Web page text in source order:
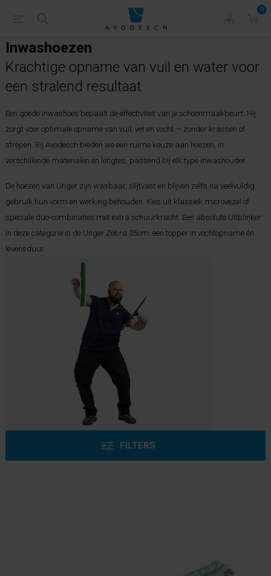
0
Inwashoezen
Krachtige opname van vuil en water voor
een stralend resultaat
Een goede inwashoes bepaalt de effectiviteit van je schoonmaakbeurt. Hij
zorgt voor optimale opname van vuil, vet en vocht — zonder krassen of
strepen. Bij Avodesch bieden we een ruime keuze aan hoezen, in
verschillende materialen en lengtes, passend bij elk type inwashouder.
De hoezen van Unger zijn wasbaar, slijtvast en blijven zelfs na veelvuldig
gebruik hun vorm en werking behouden. Kies uit klassiek microvezel of
speciale duo-combinaties met extra schuurkracht. Een absolute Uitblinker
in deze categorie is de Unger Zebra 35cm een topper in vochtopname én
levensduur.
FILTERS